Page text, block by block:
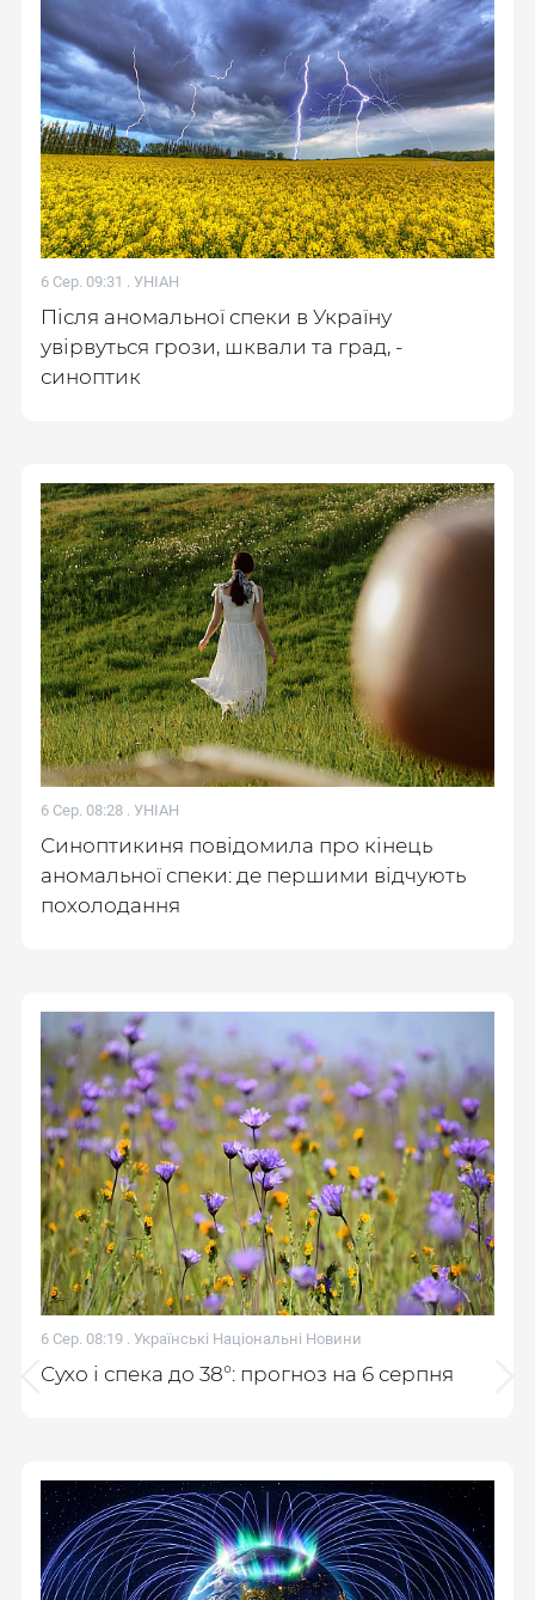
6 Сер. 09:31 . УНІАН
Після аномальної спеки в Україну
увірвуться грози, шквали та град, -
синоптик
6 Сер. 08:28 . УНІАН
Синоптикиня повідомила про кінець
аномальної спеки: де першими відчують
похолодання
6 Сер. 08:19 . Українські Національні Новини
Сухо і спека до 38°: прогноз на 6 серпня